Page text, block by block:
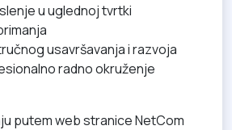
u uglednoj tvrtki
usavršavanja i razvoja
radno okruženje
putem web stranice NetCom